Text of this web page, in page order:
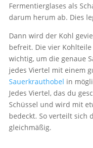
Fermentierglases als
darum herum ab. Dies
Dann wird der Kohl
befreit. Die vier
wichtig, um die genaue
jedes Viertel mit einem
Sauerkrauthobel in
Jedes Viertel, das du
Schüssel und wird mit
bedeckt. So verteilt sich
gleichmäßig.